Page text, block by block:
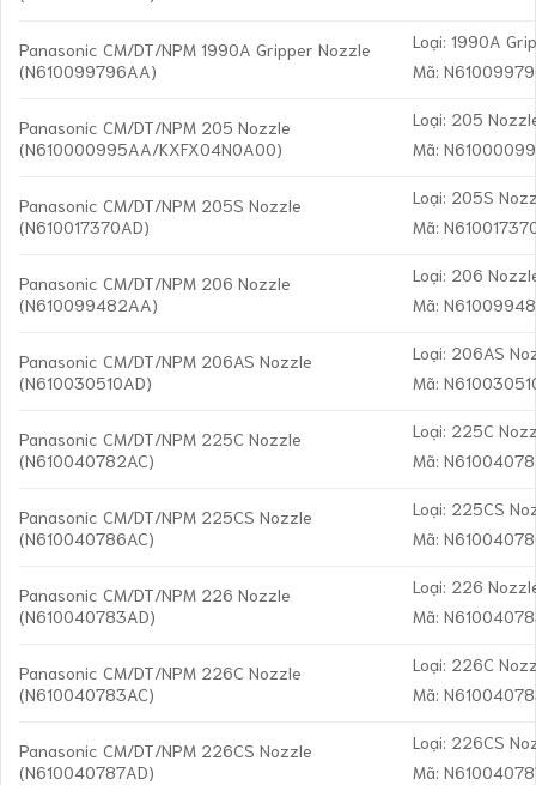
Panasonic CM/DT/NPM 1990A Gripper Nozzle
(N610099796AA)
Loại: 1990A
Mã:
Panasonic CM/DT/NPM 205 Nozzle
(N610000995AA/KXFX04N0A00)
Loại: 205
Mã:
Panasonic CM/DT/NPM 205S Nozzle
(N610017370AD)
Loại: 205S
Mã:
Panasonic CM/DT/NPM 206 Nozzle
(N610099482AA)
Loại: 206
Mã:
Panasonic CM/DT/NPM 206AS Nozzle
(N610030510AD)
Loại: 206AS
Mã:
Panasonic CM/DT/NPM 225C Nozzle
(N610040782AC)
Loại: 225C
Mã:
Panasonic CM/DT/NPM 225CS Nozzle
(N610040786AC)
Loại: 225CS
Mã:
Panasonic CM/DT/NPM 226 Nozzle
(N610040783AD)
Loại: 226
Mã:
Panasonic CM/DT/NPM 226C Nozzle
(N610040783AC)
Loại: 226C
Mã:
Panasonic CM/DT/NPM 226CS Nozzle
(N610040787AD)
Loại: 226CS
Mã: